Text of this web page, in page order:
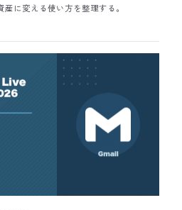
に変える使い方を整理する。